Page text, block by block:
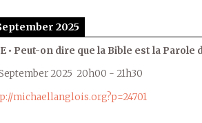
2025
• Peut-on dire que la Bible est la Parole
2025 20h00 - 21h30
michaellanglois.org?p=24701